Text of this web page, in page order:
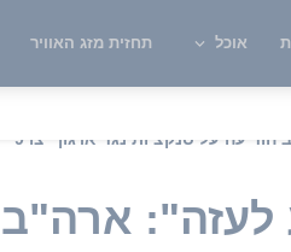
אוכל תחזית מזג האוויר
על סנקציות נגד ארגון "צו 9"
ארה"ב